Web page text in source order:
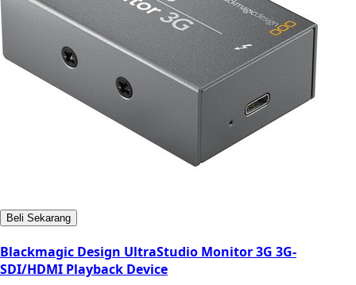
Beli Sekarang
Blackmagic Design UltraStudio Monitor 3G 3G-
SDI/HDMI Playback Device